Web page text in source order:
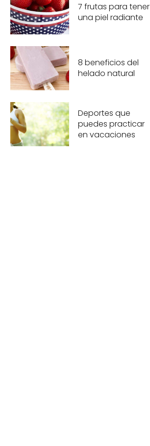
7 frutas para tener
una piel radiante
8 beneficios del
helado natural
Deportes que
puedes practicar
en vacaciones